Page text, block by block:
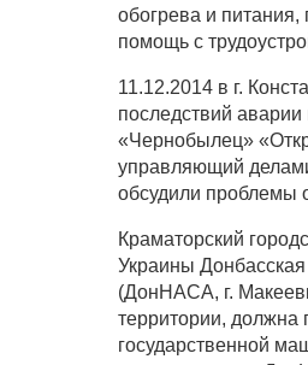
обогрева и
помощь с
11.12.2014 в г.
последствий
«Чернобылец»
управляющий
обсудили проблемы
Краматорский
Украины
(ДонНАСА, г.
территории, должна
государственной